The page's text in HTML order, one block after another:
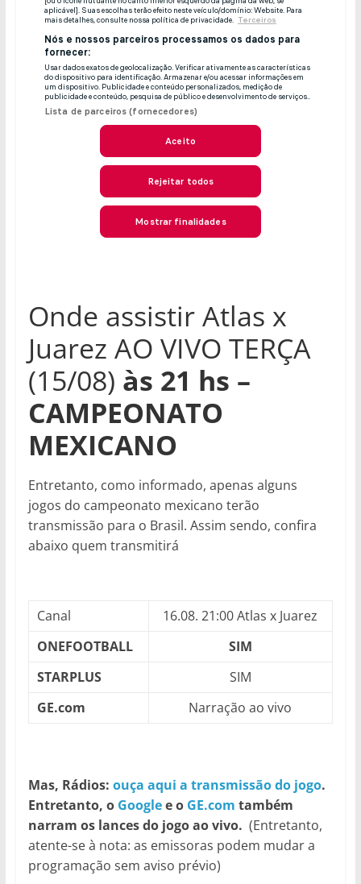
Onde assistir Atlas x
Juarez AO VIVO TERÇA
(15/08) às 21 hs –
CAMPEONATO
MEXICANO
Entretanto, como informado, apenas alguns
jogos do campeonato mexicano terão
transmissão para o Brasil. Assim sendo, confira
abaixo quem transmitirá
Canal
16.08. 21:00 Atlas x Juarez
ONEFOOTBALL
SIM
STARPLUS
SIM
GE.com
Narração ao vivo
Mas, Rádios: ouça aqui a transmissão do jogo.
Entretanto, o Googlee o GE.com também
narram os lances do jogo ao vivo. (Entretanto,
atente-se à nota: as emissoras podem mudar a
programação sem aviso prévio)